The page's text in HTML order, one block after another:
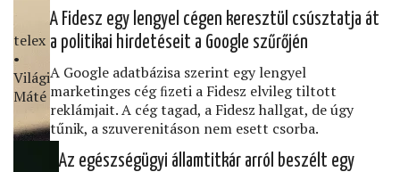
telex
•
Világi
Máté
A Fidesz egy lengyel cégen keresztül csúsztatja át
a politikai hirdetéseit a Google szűrőjén
A Google adatbázisa szerint egy lengyel
marketinges cég ﬁzeti a Fidesz elvileg tiltott
reklámjait. A cég tagad, a Fidesz hallgat, de úgy
tűnik, a szuverenitáson nem esett csorba.
Az egészségügyi államtitkár arról beszélt egy